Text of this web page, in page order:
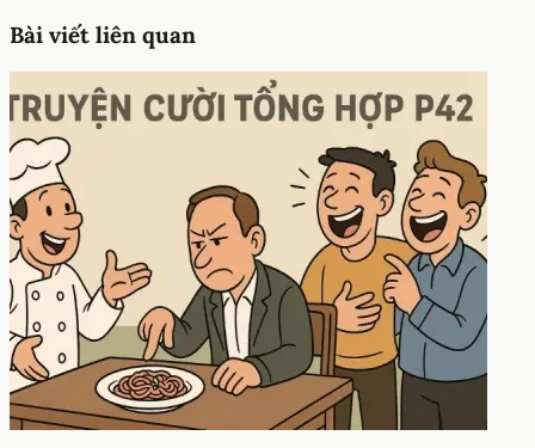
Bài viết liên quan